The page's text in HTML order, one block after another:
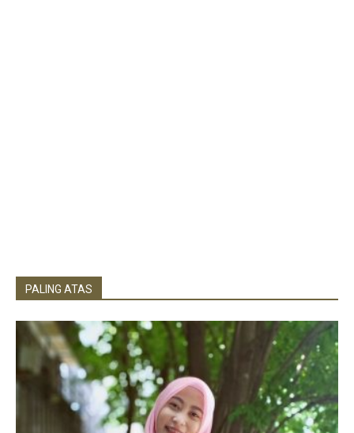
PALING ATAS